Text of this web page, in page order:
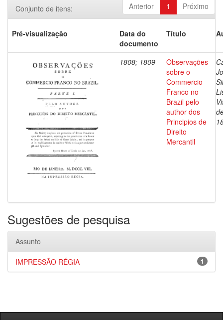
Anterior 1 Próximo
Conjunto de itens:
Pré-visualização
Data do
documento
Título
1808; 1809
Observações
sobre o
Commercio
Franco no
Brazil pelo
author dos
Principios de
Direito
Mercantil
Sugestões de pesquisa
Assunto
1
IMPRESSÃO RÉGIA